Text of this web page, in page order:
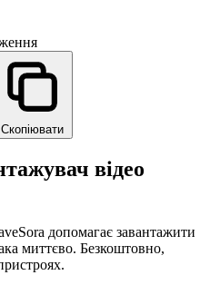
Скопіювати
відео
допомагає завантажити
миттєво. Безкоштовно,